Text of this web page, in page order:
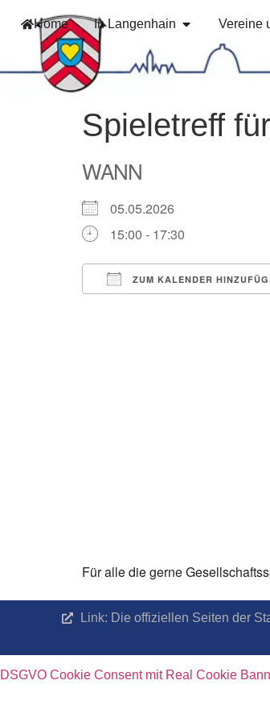
Home In Langenhain Vereine
Spieletreff
WANN
05.05.2026
15:00 - 17:30
ZUM KALENDER
Für alle die gerne
Link: Die offiziellen Seiten der
DSGVO Cookie Consent mit Real Cookie